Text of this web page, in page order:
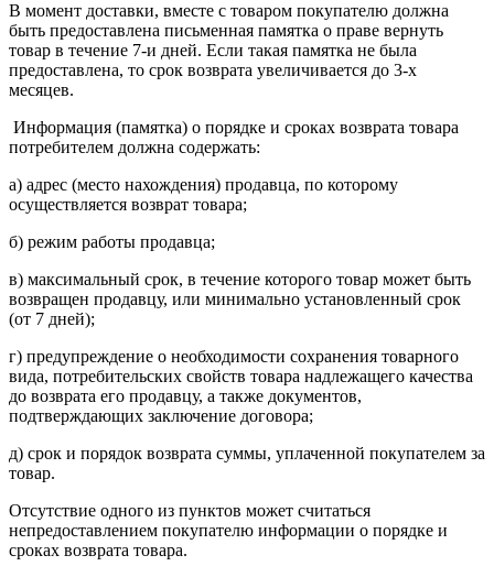
В момент доставки, вместе с товаром покупателю должна
быть предоставлена письменная памятка о праве вернуть
товар в течение 7-и дней. Если такая памятка не была
предоставлена, то срок возврата увеличивается до 3-х
месяцев.
Информация (памятка) о порядке и сроках возврата товара
потребителем должна содержать:
а) адрес (место нахождения) продавца, по которому
осуществляется возврат товара;
б) режим работы продавца;
в) максимальный срок, в течение которого товар может быть
возвращен продавцу, или минимально установленный срок
(от 7 дней);
г) предупреждение о необходимости сохранения товарного
вида, потребительских свойств товара надлежащего качества
до возврата его продавцу, а также документов,
подтверждающих заключение договора;
д) срок и порядок возврата суммы, уплаченной покупателем за
товар.
Отсутствие одного из пунктов может считаться
непредоставлением покупателю информации о порядке и
сроках возврата товара.